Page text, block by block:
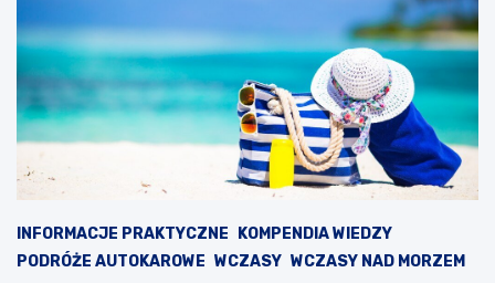
INFORMACJE PRAKTYCZNE
KOMPENDIA WIEDZY
PODRÓŻE AUTOKAROWE WCZASY WCZASY NAD MORZEM